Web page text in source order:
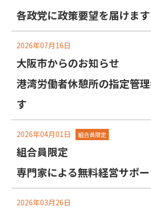
各政党に政策要望を届けます
2026年07月16日
大阪市からのお知らせ
港湾労働者休憩所の指定管
す
2026年04月01日 組合員限定
組合員限定
専門家による無料経営サポー
2026年03月26日